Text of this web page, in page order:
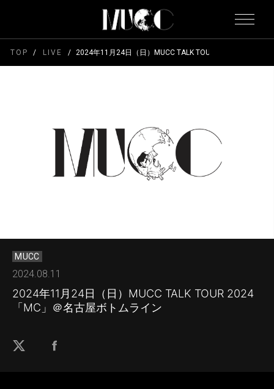
TOP LIVE 2024年11月24日（日）MUCC TALK TOUR 2024 「MC」＠
MUCC
2024.08.11
2024年11月24日（日）MUCC TALK TOUR 2024
「MC」＠名古屋ボトムライン